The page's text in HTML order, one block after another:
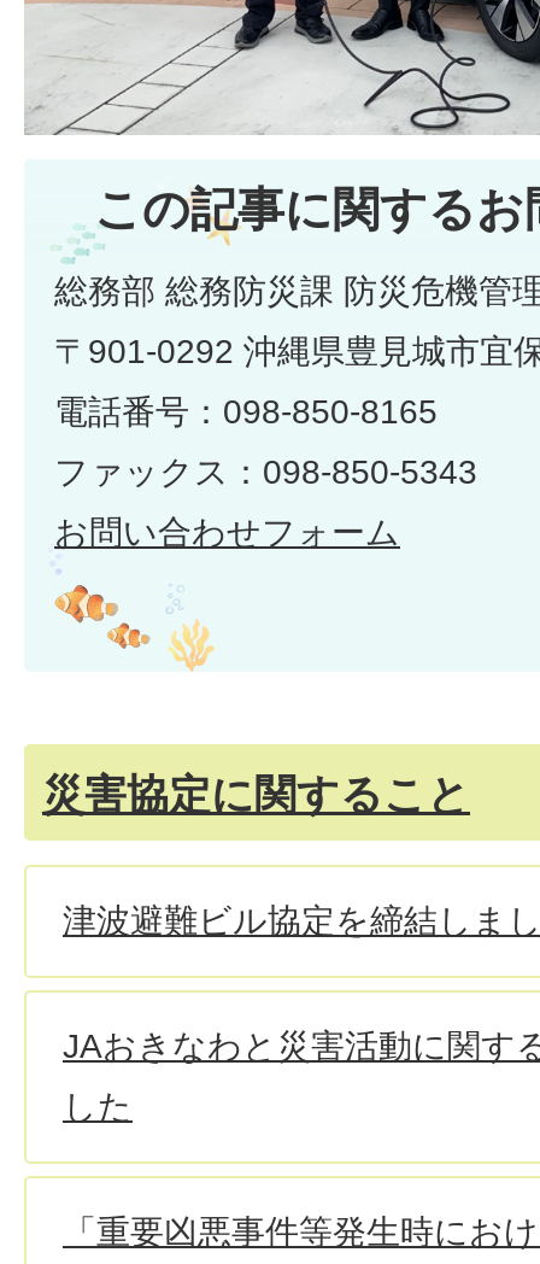
この記事に関する
総務部 総務防災課 防災危機管
〒901-0292 沖縄県豊見城市宜
電話番号：098-850-8165
ファックス：098-850-5343
お問い合わせフォーム
災害協定に関すること
津波避難ビル協定を締結しま
JAおきなわと災害活動に関す
した
「重要凶悪事件等発生時にお